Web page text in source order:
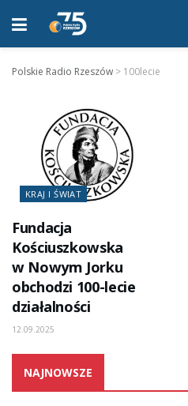
Polskie Radio Rzeszów > 100lecie
KRAJ I ŚWIAT
Fundacja
Kościuszkowska
w Nowym Jorku
obchodzi 100-lecie
działalności
12.09.2025
NAJNOWSZE